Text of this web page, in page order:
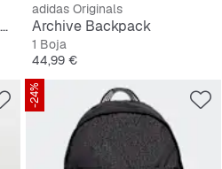
Springer Star Wars Death Star
adidas Originals
Archive Backpack
1 Boja
Cijena
44,99 €
-24%